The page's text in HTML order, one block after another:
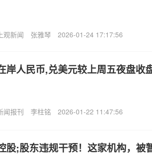
上观新闻 张雅琴 2026-01-24 17:17:56
岸人民币,兑美元较上周五夜盘收
闻报刊 李柱铭 2026-01-22 11:47:56
股;股东违规干预！这家机构，被